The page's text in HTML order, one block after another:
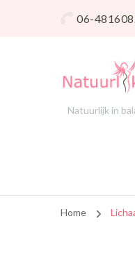
06-
Natuurlijk in
Home